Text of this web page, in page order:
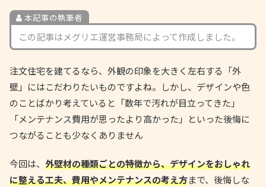
本記事の執筆者
この記事はメグリエ運営事務局によって作成しました。
注文住宅を建てるなら、外観の印象を大きく左右する「外
壁」にはこだわりたいものですよね。しかし、デザインや色
のことばかり考えていると「数年で汚れが目立ってきた」
「メンテナンス費用が思ったより高かった」といった後悔に
つながることも少なくありません
今回は、 外壁材の種類ごとの特徴から、デザインをおしゃれ
に整える工夫、費用やメンテナンスの考え方まで、後悔しな